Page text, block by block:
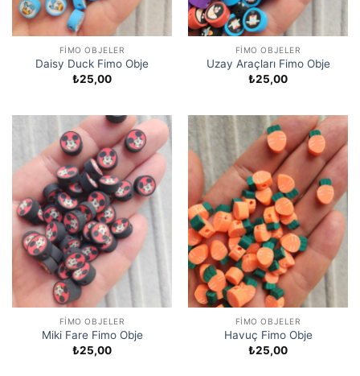
FIMO OBJELER
Daisy Duck Fimo Obje
₺25,00
FIMO OBJELER
Uzay Araçları Fimo Obje
₺25,00
FIMO OBJELER
Miki Fare Fimo Obje
₺25,00
FIMO OBJELER
Havuç Fimo Obje
₺25,00